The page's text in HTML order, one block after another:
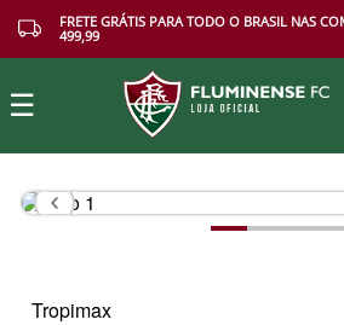
FRETE GRÁTIS PARA TODO O BRASIL NAS
499,99
☰
Buscar
Tropimax